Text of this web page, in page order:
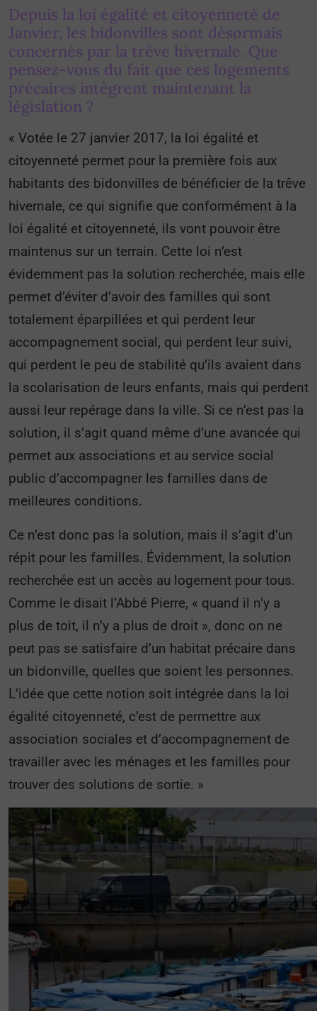
Depuis la loi égalité et citoyenneté de
Janvier, les bidonvilles sont désormais
concernés par la trêve hivernale. Que
pensez-vous du fait que ces logements
précaires intègrent maintenant la
législation ?
« Votée le 27 janvier 2017, la loi égalité et
citoyenneté permet pour la première fois aux
habitants des bidonvilles de bénéficier de la trêve
hivernale, ce qui signifie que conformément à la
loi égalité et citoyenneté, ils vont pouvoir être
maintenus sur un terrain. Cette loi n’est
évidemment pas la solution recherchée, mais elle
permet d’éviter d’avoir des familles qui sont
totalement éparpillées et qui perdent leur
accompagnement social, qui perdent leur suivi,
qui perdent le peu de stabilité qu’ils avaient dans
la scolarisation de leurs enfants, mais qui perdent
aussi leur repérage dans la ville. Si ce n’est pas la
solution, il s’agit quand même d’une avancée qui
permet aux associations et au service social
public d’accompagner les familles dans de
meilleures conditions.
Ce n’est donc pas la solution, mais il s’agit d’un
répit pour les familles. Évidemment, la solution
recherchée est un accès au logement pour tous.
Comme le disait l’Abbé Pierre, « quand il n’y a
plus de toit, il n’y a plus de droit », donc on ne
peut pas se satisfaire d’un habitat précaire dans
un bidonville, quelles que soient les personnes.
L’idée que cette notion soit intégrée dans la loi
égalité citoyenneté, c’est de permettre aux
association sociales et d’accompagnement de
travailler avec les ménages et les familles pour
trouver des solutions de sortie. »